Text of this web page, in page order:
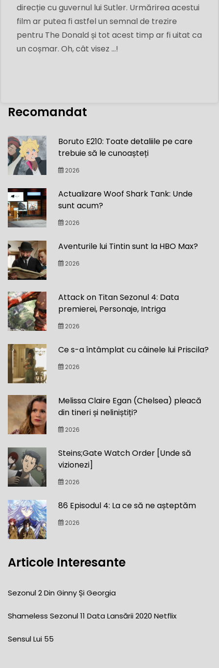
direcție cu guvernul lui Sutler. Urmărirea acestui
film ar putea fi astfel un semnal de trezire
pentru The Donald și tot acest timp ar fi uitat ca
un coșmar. Oh, cât visez ...!
Recomandat
Boruto E210: Toate detaliile pe care
trebuie să le cunoașteți
2026
Actualizare Woof Shark Tank: Unde
sunt acum?
2026
Aventurile lui Tintin sunt la HBO Max?
2026
Attack on Titan Sezonul 4: Data
premierei, Personaje, Intriga
2026
Ce s-a întâmplat cu câinele lui Priscila?
2026
Melissa Claire Egan (Chelsea) pleacă
din tineri și neliniștiți?
2026
Steins;Gate Watch Order [Unde să
vizionezi]
2026
86 Episodul 4: La ce să ne așteptăm
2026
Articole Interesante
Sezonul 2 Din Ginny Și Georgia
Shameless Sezonul 11 ​​data Lansării 2020 Netflix
Sensul Lui 55